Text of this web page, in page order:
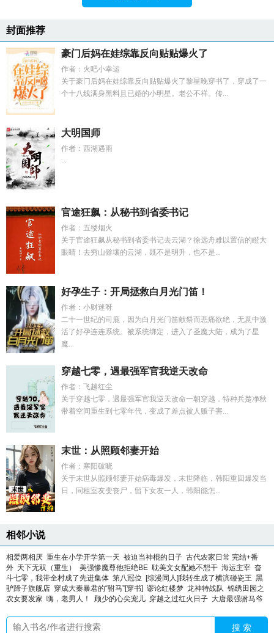
封面推荐
豪门后妈在娃综靠反向贴贴爆火了
作者：火吧小幸运
关于豪门后妈在娃综靠反向贴贴爆火了黎星晚穿书了，穿成了一
个十八线满身黑料且已婚的小明星。老公不祥。传...
大明国师
作者：西湖遇雨
...
官途狂飙：从秘书到省委书记
作者：五缕烟火
关于官途狂飙从秘书到省委书记去云湖？徐远舟难以置信的瞪大
眼睛！去穷山僻壤的云湖，既不是明升，也不是...
好孕生子：开局拯救白月光门笛！
作者：小财迷呀
二十一世纪的司鹿，因为白月光门笛献祭而悲痛欲绝，无意中激
活了好孕连连系统。被系统绑定，进入了圣魔大陆，成为了星
魔...
穿越七零，遇最强军官我逆天改命
作者：飞越红尘
关于穿越七零，遇最强军官我逆天改命一朝穿越，特种兵楚净秋
带着空间重生到七零年代，变成了差点被人贩子害...
末世：从照顾邻妻开始
作者：寒阳破晓
关于末世从照顾邻妻开始病毒爆发，末世降临，韩阳重回爆发当
日，同租室友变丧尸，留下女友一人，韩阳能怎...
相邻小说
相爱两相厌 重生在小学开学第一天 被迫当神棍的日子 古代农家日常 完结+番
外 天下无双（重生） 美强惨魔尊他拒绝BE 耽美文女配她不想干 海运主宰 奋
斗七零，我带全村成了先进集体 第八冠位 [综漫同人]我转生成了横滨碰瓷王 黑
驴蹄子旗舰店 穿成大秦暴君的“驸马”[穿书] 谬论红楼梦 龙神特战队 锦绣田园之
农女要发家 嗨，老男人！ 顾少的心尖宠儿 穿越之过红火日子 大唐最强驸马爷
搜 索